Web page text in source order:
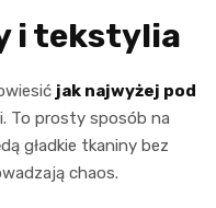
i tekstylia
jak najwyżej pod
To prosty sposób na
gładkie tkaniny bez
chaos.